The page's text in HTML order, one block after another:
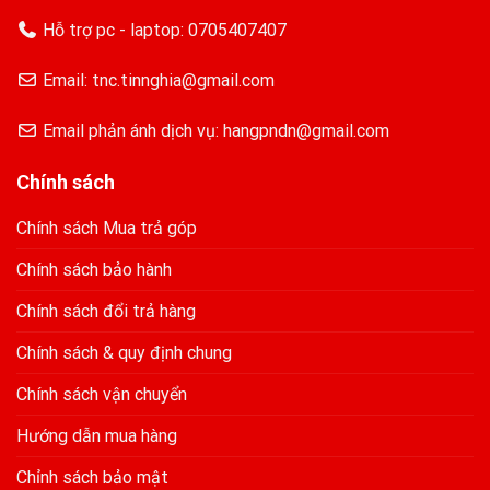
Hỗ trợ pc - laptop: 0705407407
Email: tnc.tinnghia@gmail.com
Email phản ánh dịch vụ: hangpndn@gmail.com
Chính sách
Chính sách Mua trả góp
Chính sách bảo hành
Chính sách đổi trả hàng
Chính sách & quy định chung
Chính sách vận chuyển
Hướng dẫn mua hàng
Chỉnh sách bảo mật